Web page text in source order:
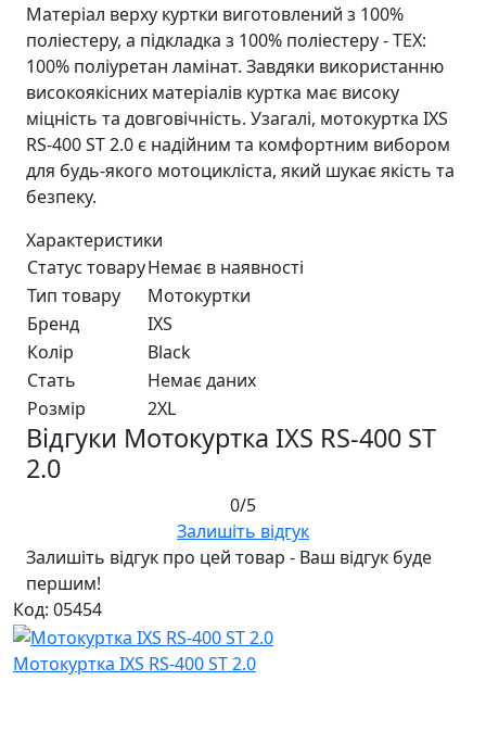
Матеріал верху куртки виготовлений з 100%
поліестеру, а підкладка з 100% поліестеру - TEX:
100% поліуретан ламінат. Завдяки використанню
високоякісних матеріалів куртка має високу
міцність та довговічність. Узагалі, мотокуртка IXS
RS-400 ST 2.0 є надійним та комфортним вибором
для будь-якого мотоцикліста, який шукає якість та
безпеку.
Характеристики
Статус товаруНемає в наявності
Тип товару
Мотокуртки
Бренд
IXS
Колір
Black
Стать
Немає даних
Розмір
2XL
Відгуки Мотокуртка IXS RS-400 ST
2.0
0/5
Залишіть відгук
Залишіть відгук про цей товар - Ваш відгук буде
першим!
Код: 05454
Мотокуртка IXS RS-400 ST 2.0